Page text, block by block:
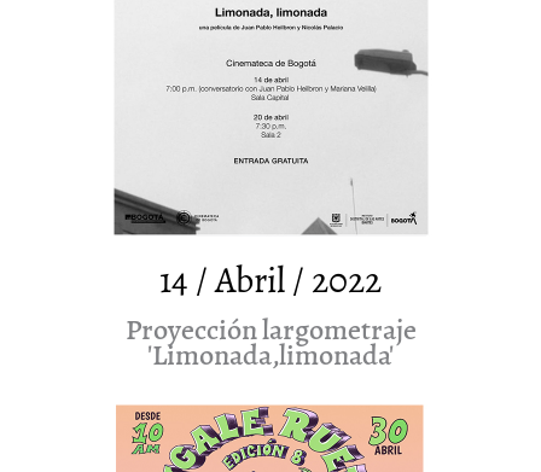
14 / Abril / 2022
Proyección largometraje
'Limonada,limonada'